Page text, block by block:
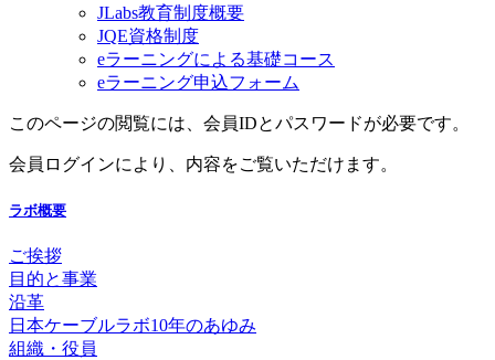
JLabs教育制度概要
JQE資格制度
eラーニングによる基礎コース
eラーニング申込フォーム
このページの閲覧には、会員IDとパスワードが必要です。
会員ログインにより、内容をご覧いただけます。
ラボ概要
ご挨拶
目的と事業
沿革
日本ケーブルラボ10年のあゆみ
組織・役員